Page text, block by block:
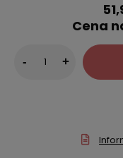
Cena
- +